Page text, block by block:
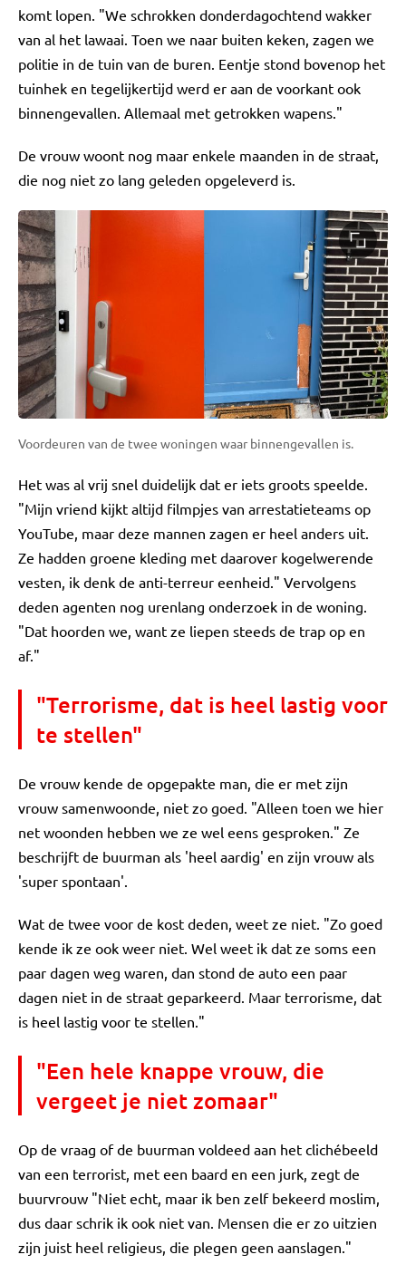
komt lopen. "We schrokken donderdagochtend wakker
van al het lawaai. Toen we naar buiten keken, zagen we
politie in de tuin van de buren. Eentje stond bovenop het
tuinhek en tegelijkertijd werd er aan de voorkant ook
binnengevallen. Allemaal met getrokken wapens."
De vrouw woont nog maar enkele maanden in de straat,
die nog niet zo lang geleden opgeleverd is.
Voordeuren van de twee woningen waar binnengevallen is.
Het was al vrij snel duidelijk dat er iets groots speelde.
"Mijn vriend kijkt altijd filmpjes van arrestatieteams op
YouTube, maar deze mannen zagen er heel anders uit.
Ze hadden groene kleding met daarover kogelwerende
vesten, ik denk de anti-terreur eenheid." Vervolgens
deden agenten nog urenlang onderzoek in de woning.
"Dat hoorden we, want ze liepen steeds de trap op en
af."
"Terrorisme, dat is heel lastig voor
te stellen"
De vrouw kende de opgepakte man, die er met zijn
vrouw samenwoonde, niet zo goed. "Alleen toen we hier
net woonden hebben we ze wel eens gesproken." Ze
beschrijft de buurman als 'heel aardig' en zijn vrouw als
'super spontaan'.
Wat de twee voor de kost deden, weet ze niet. "Zo goed
kende ik ze ook weer niet. Wel weet ik dat ze soms een
paar dagen weg waren, dan stond de auto een paar
dagen niet in de straat geparkeerd. Maar terrorisme, dat
is heel lastig voor te stellen."
"Een hele knappe vrouw, die
vergeet je niet zomaar"
Op de vraag of de buurman voldeed aan het clichébeeld
van een terrorist, met een baard en een jurk, zegt de
buurvrouw "Niet echt, maar ik ben zelf bekeerd moslim,
dus daar schrik ik ook niet van. Mensen die er zo uitzien
zijn juist heel religieus, die plegen geen aanslagen."